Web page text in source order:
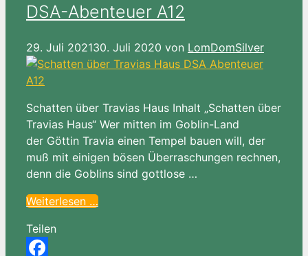
DSA-Abenteuer A12
29. Juli 202130. Juli 2020 von LomDomSilver
Schatten über Travias Haus Inhalt „Schatten über
Travias Haus“ Wer mitten im Goblin-Land
der Göttin Travia einen Tempel bauen will, der
muß mit einigen bösen Überraschungen rechnen,
denn die Goblins sind gottlose …
Weiterlesen …
Teilen